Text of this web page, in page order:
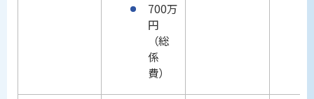
700万
円
（総
係
費）